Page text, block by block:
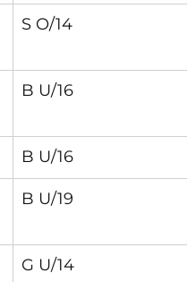
S O/14
B U/16
B U/16
B U/19
G U/14